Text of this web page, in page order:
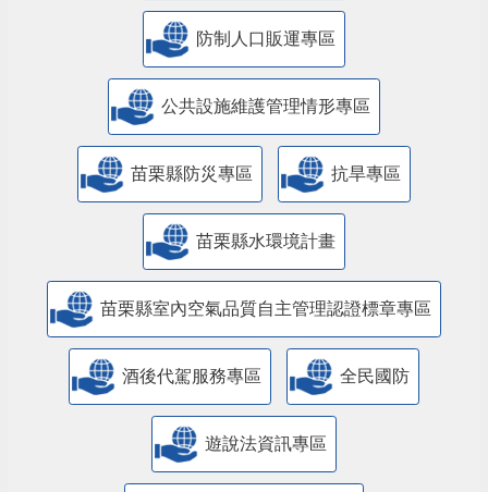
防制人口販運專區
​公共設施維護管理情形專區
苗栗縣防災專區 抗旱專區
苗栗縣水環境計畫
苗栗縣室內空氣品質自主管理認證標章專區
酒後代駕服務專區 全民國防
遊說法資訊專區